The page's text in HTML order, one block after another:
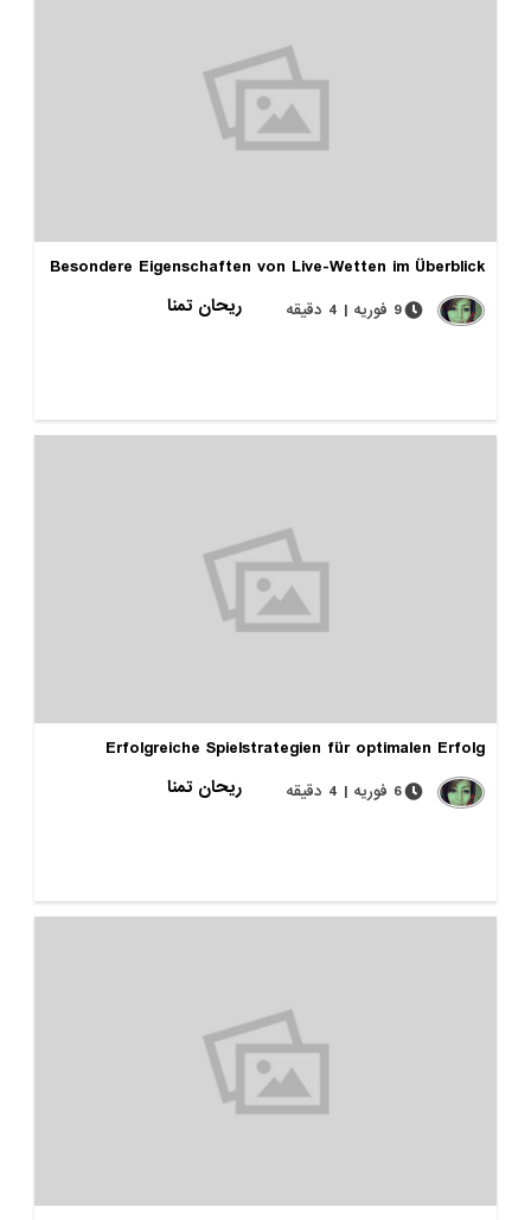
Besondere Eigenschaften von Live-Wetten im Überblick
ریحان تمنا
9 فوریه | 4 دقیقه
Erfolgreiche Spielstrategien für optimalen Erfolg
ریحان تمنا
6 فوریه | 4 دقیقه